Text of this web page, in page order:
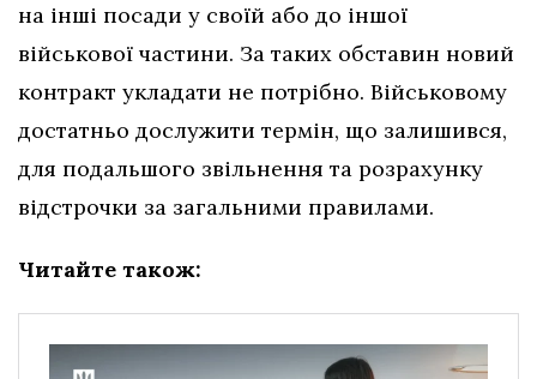
на інші посади у своїй або до іншої
військової частини. За таких обставин новий
контракт укладати не потрібно. Військовому
достатньо дослужити термін, що залишився,
для подальшого звільнення та розрахунку
відстрочки за загальними правилами.
Читайте також: